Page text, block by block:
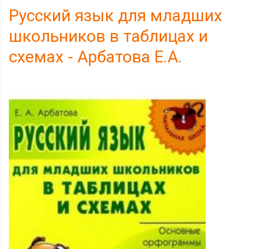
Русский язык для младших
школьников в таблицах и
схемах - Арбатова Е.А.